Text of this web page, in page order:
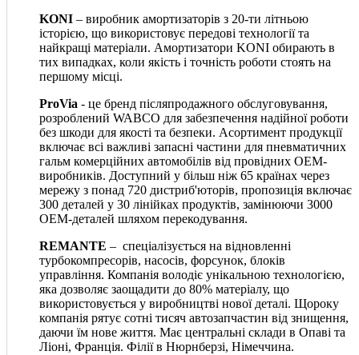
KONI – виробник амортизаторів з 20-ти літньою
історією, що використовує передові технології та
найкращі матеріали. Амортизатори KONI обирають в
тих випадках, коли якість і точність роботи стоять на
першому місці.
ProVia - це бренд післяпродажного обслуговування,
розроблений WABCO для забезпечення надійної роботи
без шкоди для якості та безпеки. Асортимент продукції
включає всі важливі запасні частини для пневматичних
гальм комерційних автомобілів від провідних OEM-
виробників. Доступний у більш ніж 65 країнах через
мережу з понад 720 дистриб'юторів, пропозиція включає
300 деталей у 30 лінійках продуктів, замінюючи 3000
OEM-деталей шляхом перекодування.
REMANTE – спеціалізується на відновленні
турбокомпресорів, насосів, форсунок, блоків
управління. Компанія володіє унікальною технологією,
яка дозволяє заощадити до 80% матеріалу, що
використовується у виробництві нової деталі. Щороку
компанія рятує сотні тисяч автозапчастин від знищення,
даючи їм нове життя. Має центральні склади в Опаві та
Ліоні, Франція. Філії в Нюрнберзі, Німеччина.